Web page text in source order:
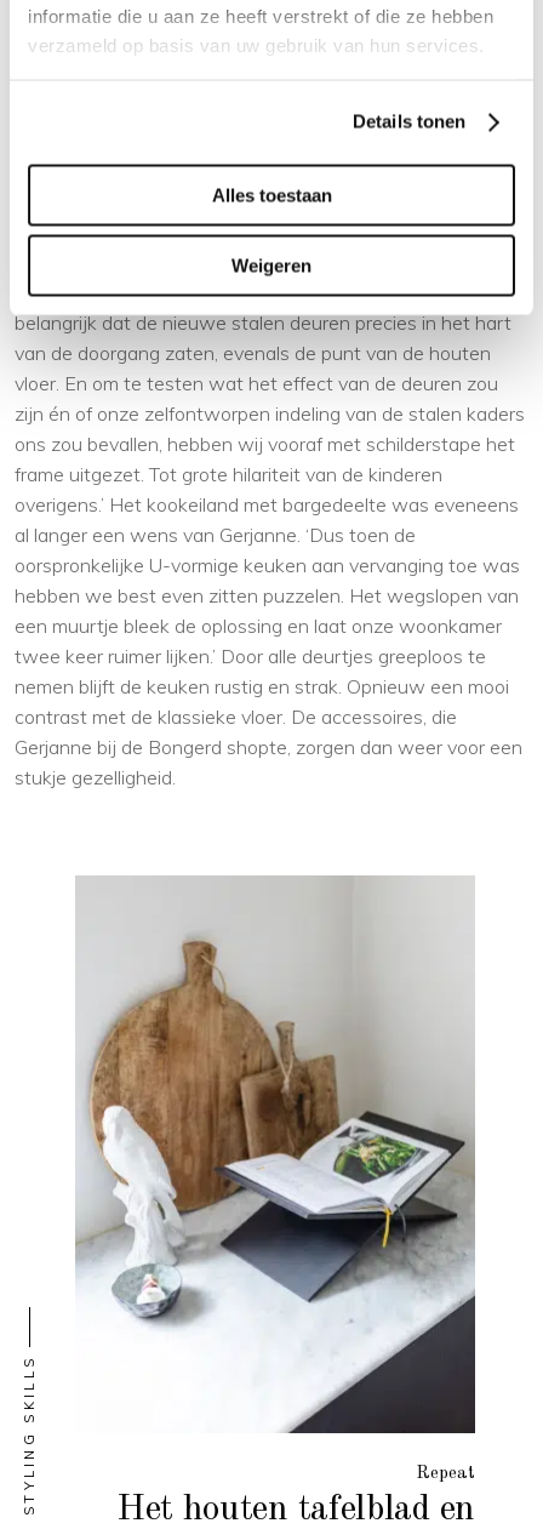
informatie die u aan ze heeft verstrekt of die ze hebben
verzameld op basis van uw gebruik van hun services.
Details tonen
Alles toestaan
Weigeren
Couple goals
Kitchen goals
‘Waar een ander misschien niet over nadenkt kunnen wij
thuis heerlijk uren over doorzagen. Zo vonden we het
belangrijk dat de nieuwe stalen deuren precies in het hart
van de doorgang zaten, evenals de punt van de houten
vloer. En om te testen wat het effect van de deuren zou
zijn én of onze zelfontworpen indeling van de stalen kaders
ons zou bevallen, hebben wij vooraf met schilderstape het
frame uitgezet. Tot grote hilariteit van de kinderen
overigens.’ Het kookeiland met bargedeelte was eveneens
al langer een wens van Gerjanne. ‘Dus toen de
oorspronkelijke U-vormige keuken aan vervanging toe was
hebben we best even zitten puzzelen. Het wegslopen van
een muurtje bleek de oplossing en laat onze woonkamer
twee keer ruimer lijken.’ Door alle deurtjes greeploos te
nemen blijft de keuken rustig en strak. Opnieuw een mooi
contrast met de klassieke vloer. De accessoires, die
Gerjanne bij de Bongerd shopte, zorgen dan weer voor een
stukje gezelligheid.
STYLING SKILLS Repeat
Het houten tafelblad en